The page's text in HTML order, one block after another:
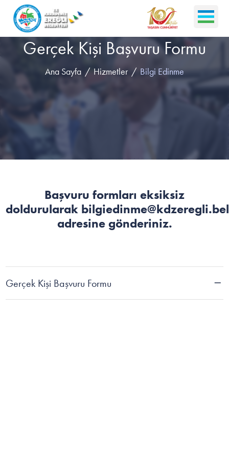
Gerçek Kişi Başvuru Formu
Ana Sayfa Hizmetler Bilgi Edinme
Başvuru formları eksiksiz
doldurularak
adresine gönderiniz.
Gerçek Kişi Başvuru Formu